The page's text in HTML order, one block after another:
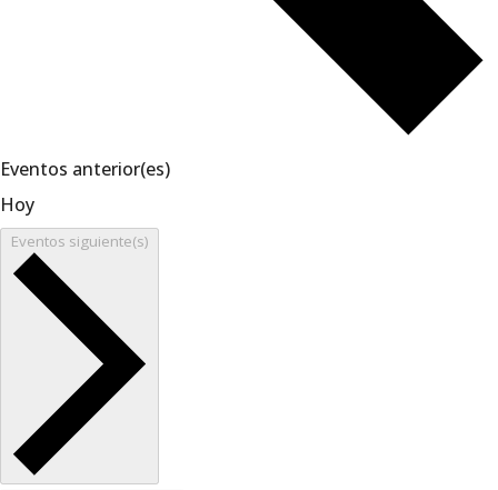
Eventos anterior(es)
Hoy
Eventos siguiente(s)